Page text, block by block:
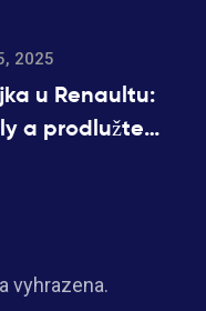
2025
u Renaultu:
a prodlužte
vyhrazena.